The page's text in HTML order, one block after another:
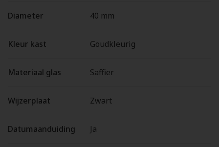
Diameter 40 mm
Kleur kast Goudkleurig
Materiaal glas Saffier
Wijzerplaat Zwart
Datumaanduiding Ja